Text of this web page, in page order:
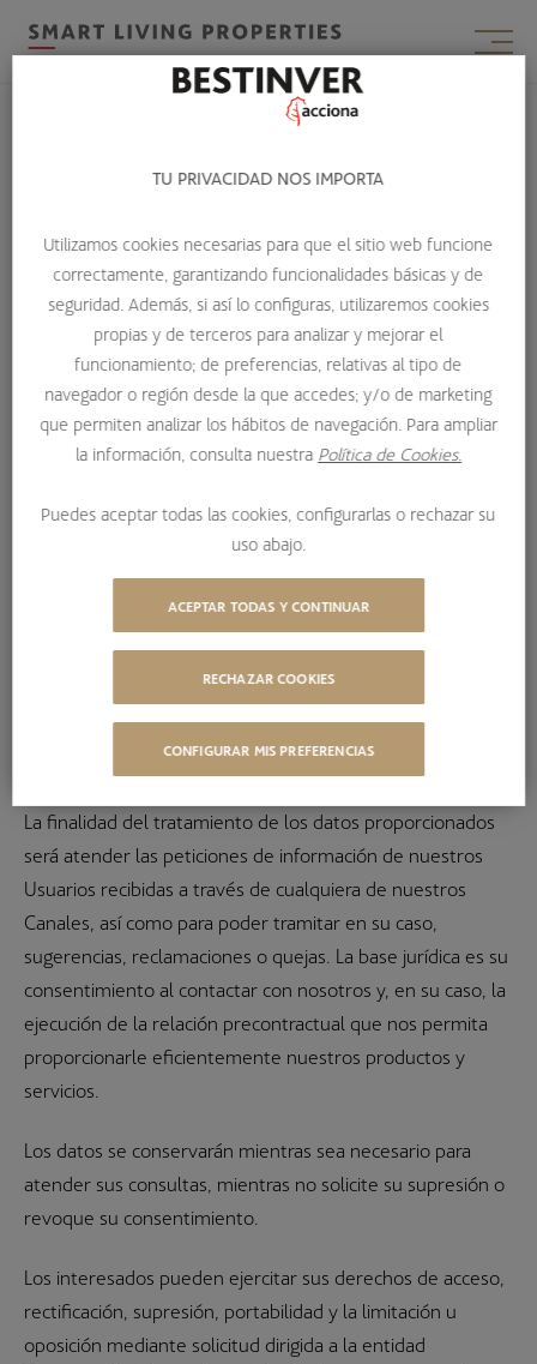
Para más información sobreSmart Living Propertiesponte
en contacto con nosotros.
Nuestro equipo está a tu disposición a través del email
contacto@smartlivingpropertiessocimi.com
pueda proporcionar contactando con nosotros serán
28014 Madrid (España), como Responsable de los datos
La finalidad del tratamiento de los datos proporcionados
será atender las peticiones de información de nuestros
Usuarios recibidas a través de cualquiera de nuestros
Canales, así como para poder tramitar en su caso,
sugerencias, reclamaciones o quejas. La base jurídica es su
consentimiento al contactar con nosotros y, en su caso, la
ejecución de la relación precontractual que nos permita
proporcionarle eficientemente nuestros productos y
servicios.
Los datos se conservarán mientras sea necesario para
atender sus consultas, mientras no solicite su supresión o
revoque su consentimiento.
Los interesados pueden ejercitar sus derechos de acceso,
rectificación, supresión, portabilidad y la limitación u
oposición mediante solicitud dirigida a la entidad
TU PRIVACIDAD NOS IMPORTA
Utilizamos cookies necesarias para que el sitio web funcione
correctamente, garantizando funcionalidades básicas y de
seguridad. Además, si así lo configuras, utilizaremos cookies
propias y de terceros para analizar y mejorar el
funcionamiento; de preferencias, relativas al tipo de
navegador o región desde la que accedes; y/o de marketing
que permiten analizar los hábitos de navegación. Para ampliar
la información, consulta nuestra Política de Cookies.
Puedes aceptar todas las cookies, configurarlas o rechazar su
uso abajo.
CONFIGURAR MIS PREFERENCIAS
RECHAZAR COOKIES
ACEPTAR TODAS Y CONTINUAR